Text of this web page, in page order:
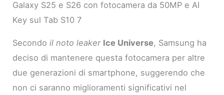
Galaxy S25 e S26 con fotocamera da 50MP e AI
Key sul Tab S10 7
Secondoil noto leaker Ice Universe, Samsung ha
deciso di mantenere questa fotocamera per altre
due generazioni di smartphone, suggerendo che
non ci saranno miglioramenti significativi nel